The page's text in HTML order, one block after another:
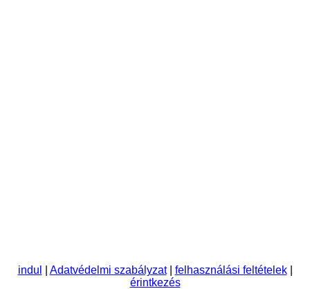
indul Adatvédelmi szabályzat| felhasználási feltételek|
érintkezés